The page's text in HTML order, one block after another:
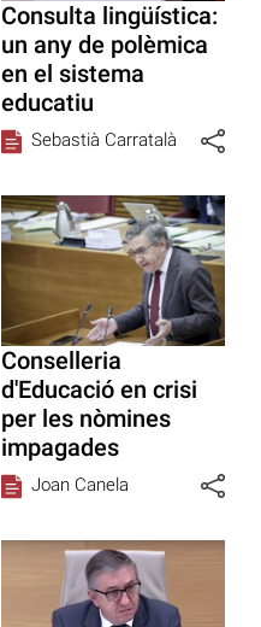
Consulta lingüística:
un any de polèmica
en el sistema
educatiu
Sebastià Carratalà
Conselleria
d'Educació en crisi
per les nòmines
impagades
Joan Canela